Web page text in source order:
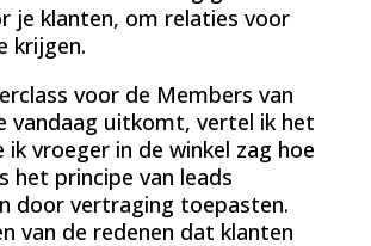
je klanten, om relaties voor
krijgen.
voor de Members van
vandaag uitkomt, vertel ik het
ik vroeger in de winkel zag hoe
het principe van leads
door vertraging toepasten.
van de redenen dat klanten